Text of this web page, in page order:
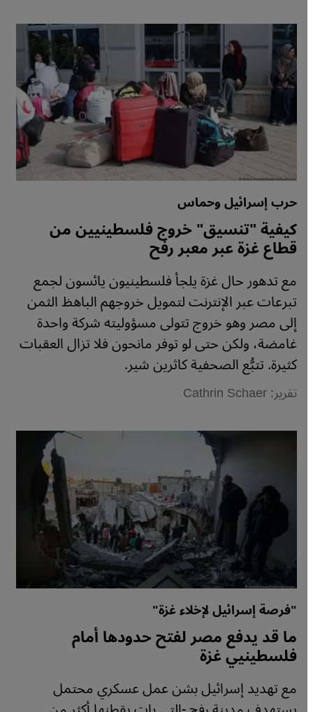
حرب إسرائيل وحماس
كيفية "تنسيق" خروج فلسطينيين من
قطاع غزة عبر معبر رفح
مع تدهور حال غزة يلجأ فلسطينيون يائسون لجمع
تبرعات عبر الإنترنت لتمويل خروجهم الباهظ الثمن
إلى مصر وهو خروج تتولى مسؤوليته شركة واحدة
غامضة، ولكن حتى لو توفر مانحون فلا تزال العقبات
كثيرة. تتبُّع الصحفية كاثرين شير.
تقرير: Cathrin Schaer
"فرصة إسرائيل لإخلاء غزة"
ما قد يدفع مصر لفتح حدودها أمام
فلسطينيي غزة
مع تهديد إسرائيل بشن عمل عسكري محتمل